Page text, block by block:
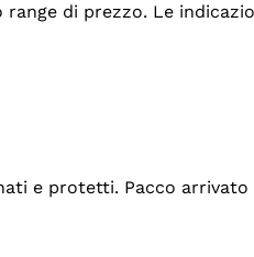
di prezzo. Le
e protetti. Pacco